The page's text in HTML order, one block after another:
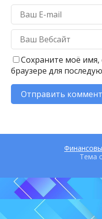
Сохраните моё имя,
браузере для
Тема